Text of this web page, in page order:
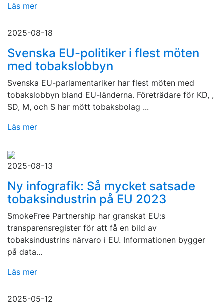
Läs mer
2025-08-18
Svenska EU-politiker i flest möten
med tobakslobbyn
Svenska EU-parlamentariker har flest möten med
tobakslobbyn bland EU-länderna. Företrädare för KD, ,
SD, M, och S har mött tobaksbolag ...
Läs mer
2025-08-13
Ny infografik: Så mycket satsade
tobaksindustrin på EU 2023
SmokeFree Partnership har granskat EU:s
transparensregister för att få en bild av
tobaksindustrins närvaro i EU. Informationen bygger
på data...
Läs mer
2025-05-12